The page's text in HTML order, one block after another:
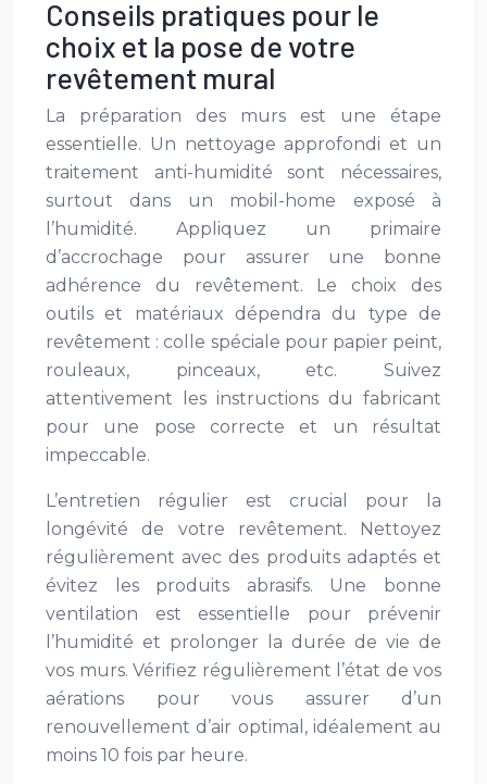
Conseils pratiques pour le
choix et la pose de votre
revêtement mural
La préparation des murs est une étape
essentielle. Un nettoyage approfondi et un
traitement anti-humidité sont nécessaires,
surtout dans un mobil-home exposé à
l’humidité. Appliquez un primaire
d’accrochage pour assurer une bonne
adhérence du revêtement. Le choix des
outils et matériaux dépendra du type de
revêtement : colle spéciale pour papier peint,
rouleaux, pinceaux, etc. Suivez
attentivement les instructions du fabricant
pour une pose correcte et un résultat
impeccable.
L’entretien régulier est crucial pour la
longévité de votre revêtement. Nettoyez
régulièrement avec des produits adaptés et
évitez les produits abrasifs. Une bonne
ventilation est essentielle pour prévenir
l’humidité et prolonger la durée de vie de
vos murs. Vérifiez régulièrement l’état de vos
aérations pour vous assurer d’un
renouvellement d’air optimal, idéalement au
moins 10 fois par heure.